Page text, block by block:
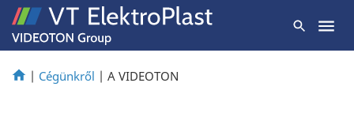
| Cégünkről | A VIDEOTON